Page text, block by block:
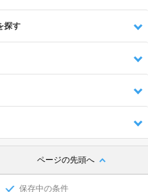
探す
ページの先頭へ
保存中の条件